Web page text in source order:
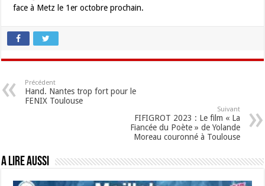
face à Metz le 1er octobre prochain.
Précédent
Hand. Nantes trop fort pour le
FENIX Toulouse
Suivant
FIFIGROT 2023 : Le film « La
Fiancée du Poète » de Yolande
Moreau couronné à Toulouse
A lire aussi